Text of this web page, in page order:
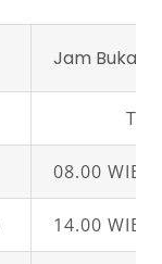
Jam Buka
08.00 WIB
14.00 WIB